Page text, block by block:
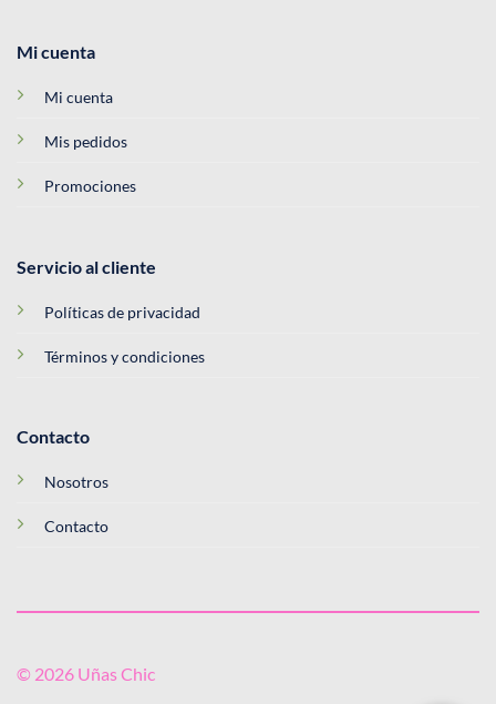
Mi cuenta
Mi cuenta
Mis pedidos
Promociones
Servicio al cliente
Políticas de privacidad
Términos y condiciones
Contacto
Nosotros
Contacto
© 2026 Uñas Chic